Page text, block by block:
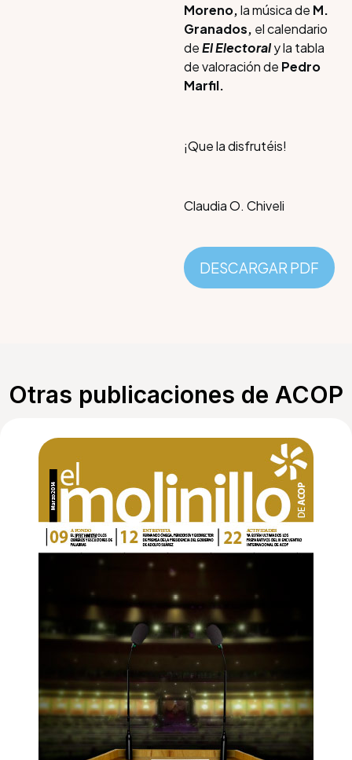
Moreno,la música de M.
Granados, el calendario
deEl Electoraly la tabla
de valoración de Pedro
Marfil.
¡Que la disfrutéis!
Claudia O. Chiveli
DESCARGAR PDF
Otras publicaciones de ACOP